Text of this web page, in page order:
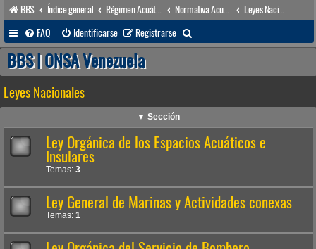
BBS Índice general
Leyes Nacionales
FAQ
Identificarse Registrarse
u
a
r
BBS | ONSA Venezuela
Leyes Nacionales
▼ Sección
Ley Orgánica de los Espacios Acuáticos e
Insulares
Temas: 3
Ley General de Marinas y Actividades conexas
Temas: 1